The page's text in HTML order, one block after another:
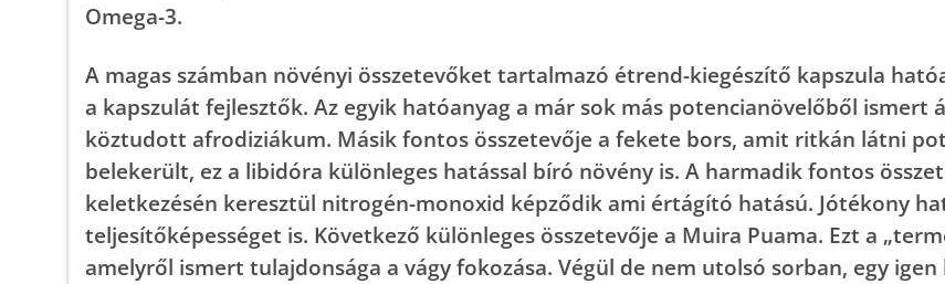
Omega-3.
A magas számban növényi összetevőket tartalmazó étrend-kiegészítő kapszula
a kapszulát fejlesztők. Az egyik hatóanyag a már sok más potencianövelőből ismert
köztudott afrodiziákum. Másik fontos összetevője a fekete bors, amit ritkán látni
belekerült, ez a libidóra különleges hatással bíró növény is. A harmadik fontos
keletkezésén keresztül nitrogén-monoxid képződik ami értágító hatású. Jótékony
teljesítőképességet is. Következő különleges összetevője a Muira Puama. Ezt a
amelyről ismert tulajdonsága a vágy fokozása. Végül de nem utolsó sorban, egy